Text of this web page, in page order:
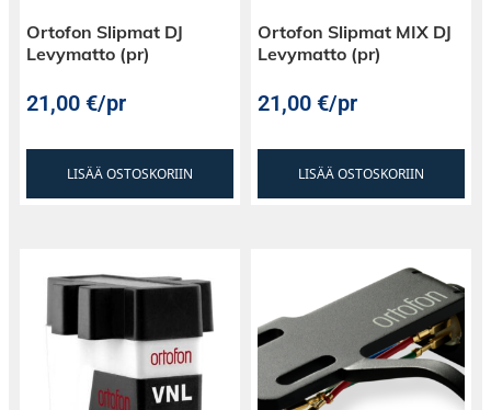
Ortofon Slipmat DJ
Levymatto (pr)
21,00€/pr
LISÄÄ OSTOSKORIIN
Ortofon Slipmat MIX DJ
Levymatto (pr)
21,00€/pr
LISÄÄ OSTOSKORIIN